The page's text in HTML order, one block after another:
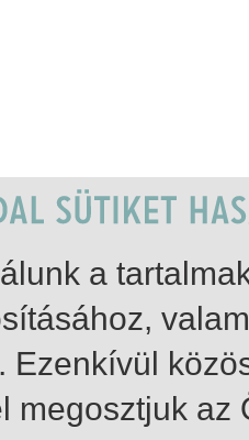
a
Ezenkívül
megosztjuk